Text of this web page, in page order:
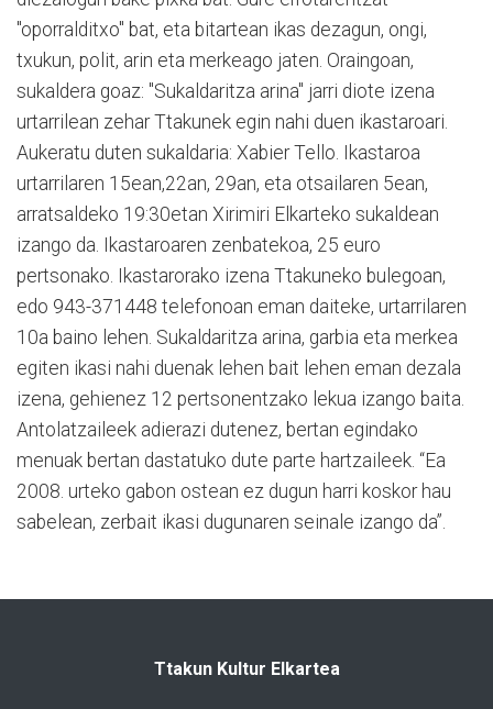
"oporralditxo" bat, eta bitartean ikas dezagun, ongi,
txukun, polit, arin eta merkeago jaten. Oraingoan,
sukaldera goaz: "Sukaldaritza arina" jarri diote izena
urtarrilean zehar Ttakunek egin nahi duen ikastaroari.
Aukeratu duten sukaldaria: Xabier Tello. Ikastaroa
urtarrilaren 15ean,22an, 29an, eta otsailaren 5ean,
arratsaldeko 19:30etan Xirimiri Elkarteko sukaldean
izango da. Ikastaroaren zenbatekoa, 25 euro
pertsonako. Ikastarorako izena Ttakuneko bulegoan,
edo 943-371448 telefonoan eman daiteke, urtarrilaren
10a baino lehen. Sukaldaritza arina, garbia eta merkea
egiten ikasi nahi duenak lehen bait lehen eman dezala
izena, gehienez 12 pertsonentzako lekua izango baita.
Antolatzaileek adierazi dutenez, bertan egindako
menuak bertan dastatuko dute parte hartzaileek. “Ea
2008. urteko gabon ostean ez dugun harri koskor hau
sabelean, zerbait ikasi dugunaren seinale izango da”.
Ttakun Kultur Elkartea